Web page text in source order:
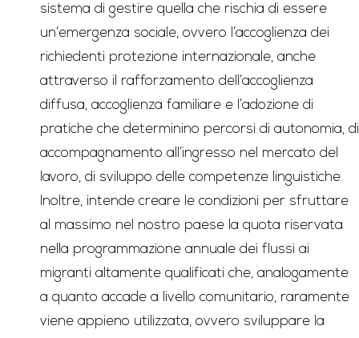
sistema di gestire quella che rischia di essere
un’emergenza sociale, ovvero l’accoglienza dei
richiedenti protezione internazionale, anche
attraverso il rafforzamento dell’accoglienza
diffusa, accoglienza familiare e l’adozione di
pratiche che determinino percorsi di autonomia, di
accompagnamento all’ingresso nel mercato del
lavoro, di sviluppo delle competenze linguistiche.
Inoltre, intende creare le condizioni per sfruttare
al massimo nel nostro paese la quota riservata
nella programmazione annuale dei flussi ai
migranti altamente qualificati che, analogamente
a quanto accade a livello comunitario, raramente
viene appieno utilizzata, ovvero sviluppare la